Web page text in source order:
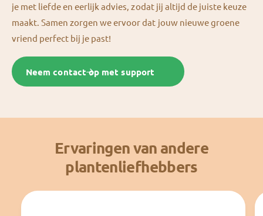
je met liefde en eerlijk advies, zodat jij altijd de juiste keuze
maakt. Samen zorgen we ervoor dat jouw nieuwe groene
vriend perfect bij je past!
Neem contact op met support
Ervaringen van andere
plantenliefhebbers